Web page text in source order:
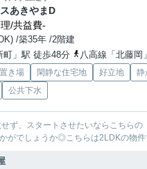
あきやまD
/共益費-
/築35年 /2階建
町」駅 徒歩48分
八高線「北藤岡
き場 閑静な住宅地 好立地
静
公共下水
ず、スタートさせたいならこちらの
がでしょうか◎こちらは2LDKの物